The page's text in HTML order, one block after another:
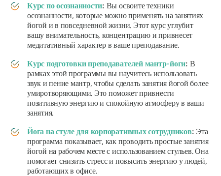
Курс по осознанности: Вы освоите техники
осознанности, которые можно применять на занятиях
йогой и в повседневной жизни. Этот курс углубит
вашу внимательность, концентрацию и привнесет
медитативный характер в ваше преподавание.
Курс подготовки преподавателей мантр-йоги: В
рамках этой программы вы научитесь использовать
звук и пение мантр, чтобы сделать занятия йогой более
умиротворяющими. Это поможет привнести
позитивную энергию и спокойную атмосферу в ваши
занятия.
Йога на стуле для корпоративных сотрудников: Эта
программа показывает, как проводить простые занятия
йогой на рабочем месте с использованием стульев. Она
помогает снизить стресс и повысить энергию у людей,
работающих в офисе.